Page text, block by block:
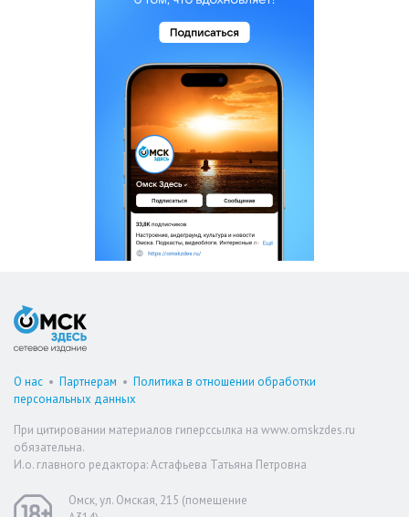
О нас • Партнерам • Политика в отношении обработки
персональных данных
При цитировании материалов гиперссылка на www.omskzdes.ru
обязательна.
И.о. главного редактора: Астафьева Татьяна Петровна
Омск, ул. Омская, 215 (помещение